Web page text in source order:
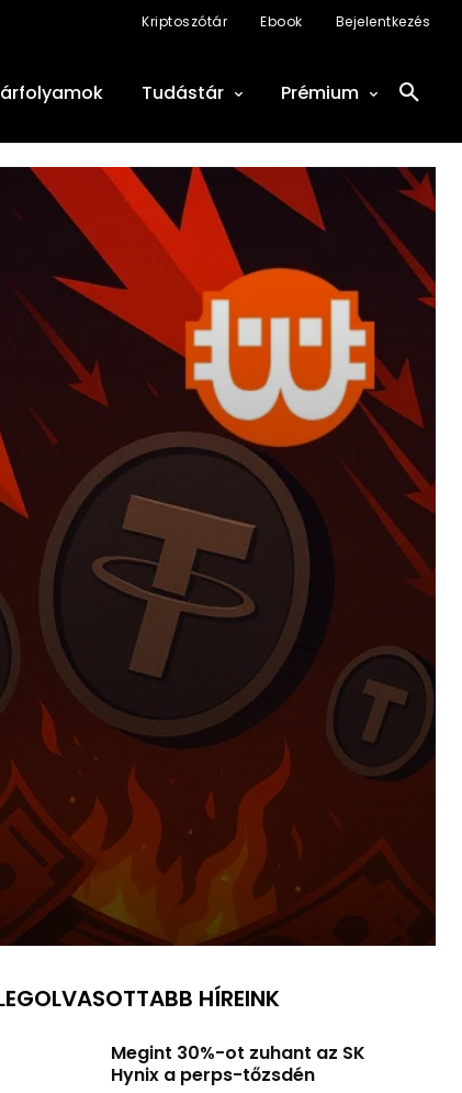
Kriptoszótár Ebook Bejelentkezés
Tudástár Prémium
HÍREINK
Megint 30%-ot zuhant az SK
Hynix a perps-tőzsdén